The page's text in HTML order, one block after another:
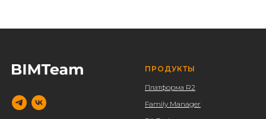
ПРОДУКТЫ
Платформа R2
Family Manager